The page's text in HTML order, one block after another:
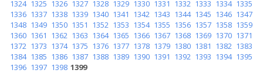
1324 1325 1326 1327 1328 1329 1330 1331 1332 1333 1334 1335
1336 1337 1338 1339 1340 1341 1342 1343 1344 1345 1346 1347
1348 1349 1350 1351 1352 1353 1354 1355 1356 1357 1358 1359
1360 1361 1362 1363 1364 1365 1366 1367 1368 1369 1370 1371
1372 1373 1374 1375 1376 1377 1378 1379 1380 1381 1382 1383
1384 1385 1386 1387 1388 1389 1390 1391 1392 1393 1394 1395
1396 1397 1398 1399